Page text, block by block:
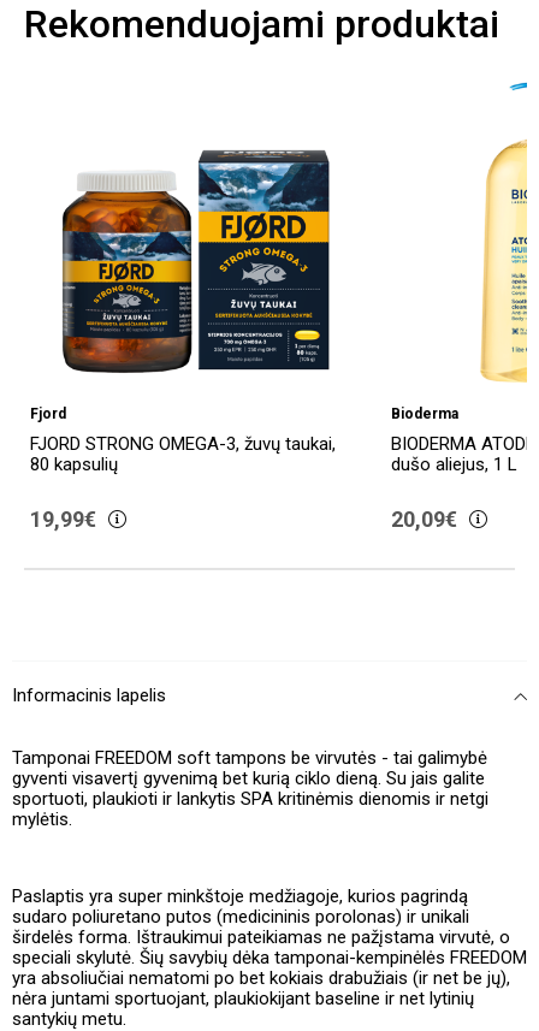
Rekomenduojami produktai
Fjord
FJORD STRONG OMEGA-3, žuvų taukai,
80 kapsulių
19,99€
Bioderma
BIODERMA
dušo aliejus, 1 L
20,09€
Informacinis lapelis
Tamponai FREEDOM soft tampons be virvutės - tai galimybė
gyventi visavertį gyvenimą bet kurią ciklo dieną. Su jais galite
sportuoti, plaukioti ir lankytis SPA kritinėmis dienomis ir netgi
mylėtis.
Paslaptis yra super minkštoje medžiagoje, kurios pagrindą
sudaro poliuretano putos (medicininis porolonas) ir unikali
širdelės forma. Ištraukimui pateikiamas ne pažįstama virvutė, o
speciali skylutė. Šių savybių dėka tamponai-kempinėlės FREEDOM
yra absoliučiai nematomi po bet kokiais drabužiais (ir net be jų),
nėra juntami sportuojant, plaukiokijant baseline ir net lytinių
santykių metu.